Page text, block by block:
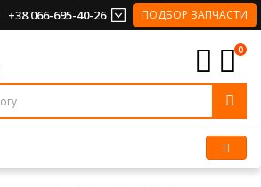
+38 066-695-40-26 ПОДБОР ЗАПЧАСТИ
0